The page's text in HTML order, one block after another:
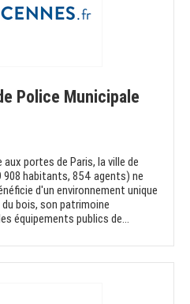
Police Municipale
portes de Paris, la ville de
908 habitants, 854 agents) ne
d'un environnement unique
bois, son patrimoine
équipements publics de...